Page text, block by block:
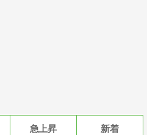
急上昇 新着